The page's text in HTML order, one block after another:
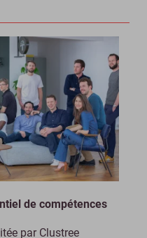
de compétences
par Clustree